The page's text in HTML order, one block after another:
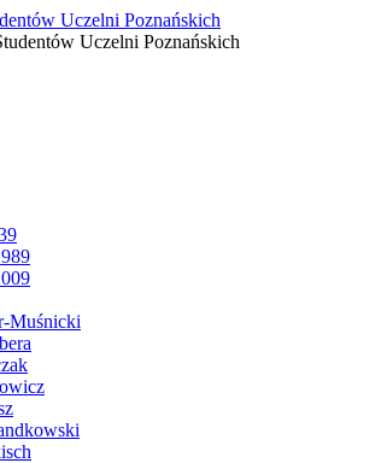
Uczelni Poznańskich
Muśnicki